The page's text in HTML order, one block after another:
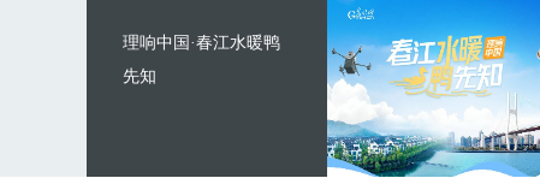
理响中国·春江水暖鸭
先知